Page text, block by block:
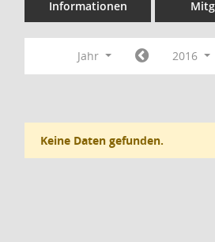
Informationen
Jahr 2016
Keine Daten gefunden.